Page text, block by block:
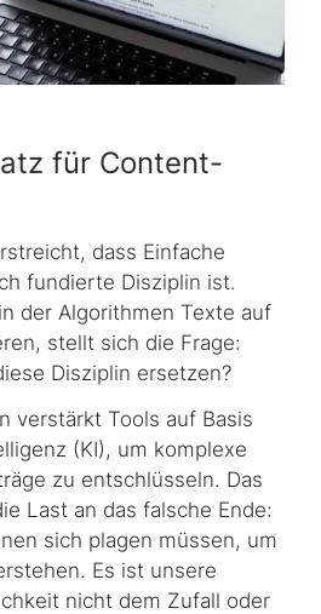
für Content-
dass Einfache
fundierte Disziplin ist.
der Algorithmen Texte auf
stellt sich die Frage:
Disziplin ersetzen?
verstärkt Tools auf Basis
(KI), um komplexe
zu entschlüsseln. Das
Last an das falsche Ende:
sich plagen müssen, um
Es ist unsere
nicht dem Zufall oder